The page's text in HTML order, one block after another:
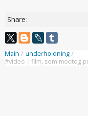
Share:
Main / underholdning /
#video | film, som modtog